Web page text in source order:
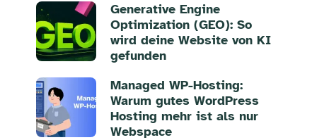
Generative Engine
Optimization (GEO): So
wird deine Website von KI
gefunden
Managed WP-Hosting:
Warum gutes WordPress
Hosting mehr ist als nur
Webspace